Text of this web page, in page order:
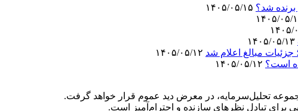
شد؟
مبالغ اعلام شد
است؟
تحلیل‌سرمایه، در معرض دید عموم قرار خواهد گرفت.
تبادل نظرهای سازنده و احترام‌آمیز است.